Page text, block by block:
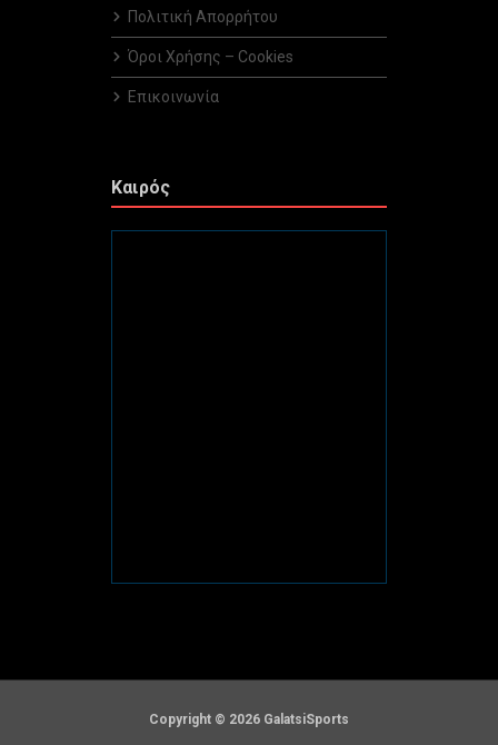
Πολιτική Απορρήτου
Όροι Χρήσης – Cookies
Επικοινωνία
Καιρός
Copyright © 2026 GalatsiSports